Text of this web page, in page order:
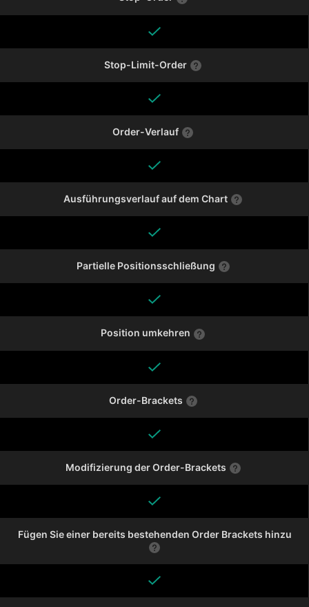
Stop-Limit-Order
Order-Verlauf
Ausführungsverlauf auf dem Chart
Partielle Positionsschließung
Position umkehren
Order-Brackets
Modifizierung der Order-Brackets
Fügen Sie einer bereits bestehenden Order Brackets hinzu